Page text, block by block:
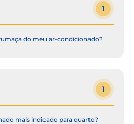
1
do meu ar-condicionado?
1
mais indicado para quarto?